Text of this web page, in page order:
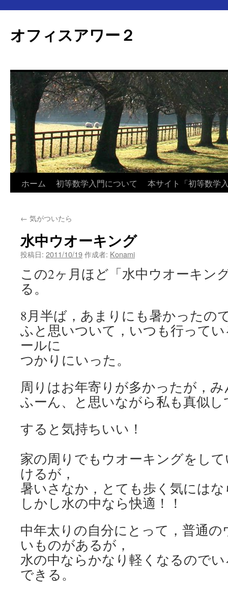
オフィスアワー２
テ
ン
ツ
キ
ッ
プ
ホーム 初等数学入門について 本サイト「初等数学
← 気がついたら
水中ウオーキング
投稿日: 2011/10/19作成者: Konami
この2ヶ月ほど「水中ウオーキン
る。
8月半ば，あまりにも暑かったの
ふと思いついて，いつも行って
ールに
つかりにいった。
周りはお年寄りが多かったが，
ふーん、と思いながら私も真似
すると気持ちいい！
家の周りでもウオーキングをし
けるが，
暑いさなか，とても歩く気には
しかし水の中なら快適！！
中年太りの自分にとって，普通
いものがあるが，
水の中ならかなり軽くなるので
できる。